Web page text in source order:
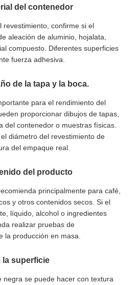
del contenedor
revestimiento, confirme si el
aleación de aluminio, hojalata,
compuesto. Diferentes superficies
fuerza adhesiva.
de la tapa y la boca.
para el rendimiento del
proporcionar dibujos de tapas,
del contenedor o muestras físicas.
diámetro del revestimiento de
del empaque real.
del producto
principalmente para café,
y otros contenidos secos. Si el
líquido, alcohol o ingredientes
realizar pruebas de
la producción en masa.
la superficie
negra se puede hacer con textura